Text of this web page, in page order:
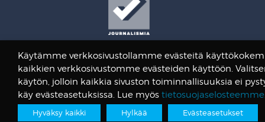
Käytämme verkkosivustollamme evästeitä
kaikkien verkkosivustomme evästeiden käyttöön.
käytön, jolloin kaikkia sivuston toiminnallisuuksia ei
käy evästeasetuksissa. Lue myös tietosuojaselosteemme
Hyväksy kaikki Hylkää Evästeasetukset